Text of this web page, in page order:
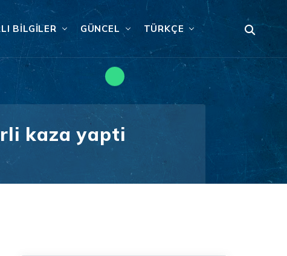
BILGILER GÜNCEL TÜRKÇE
kaza yapti